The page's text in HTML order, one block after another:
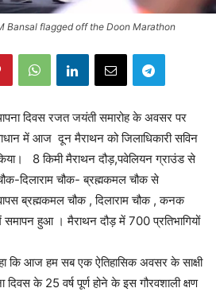
Bansal flagged off the Doon Marathon
दिवस रजत जयंती समारोह के अवसर पर
में आज दून मैराथन को जिलाधिकारी सविन
8 किमी मैराथन दौड़,पवेलियन ग्राउंड से
दिलाराम चौक- ब्रह्मकमल चौक से
ब्रह्मकमल चौक , दिलाराम चौक , कनक
समापन हुआ । मैराथन दौड़ में 700 प्रतिभागियों
कि आज हम सब एक ऐतिहासिक अवसर के साक्षी
के 25 वर्ष पूर्ण होने के इस गौरवशाली क्षण